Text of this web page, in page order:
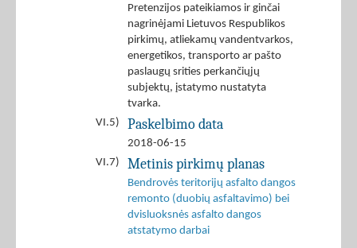
Pretenzijos pateikiamos ir ginčai
nagrinėjami Lietuvos Respublikos
pirkimų, atliekamų vandentvarkos,
energetikos, transporto ar pašto
paslaugų srities perkančiųjų
subjektų, įstatymo nustatyta
tvarka.
VI.5)
Paskelbimo data
2018-06-15
VI.7)
Metinis pirkimų planas
Bendrovės teritorijų asfalto dangos
remonto (duobių asfaltavimo) bei
dvisluoksnės asfalto dangos
atstatymo darbai